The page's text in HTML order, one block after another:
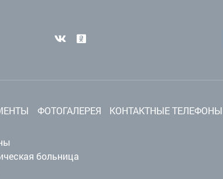
ФОТОГАЛЕРЕЯ КОНТАКТНЫЕ ТЕЛЕФОНЫ
больница